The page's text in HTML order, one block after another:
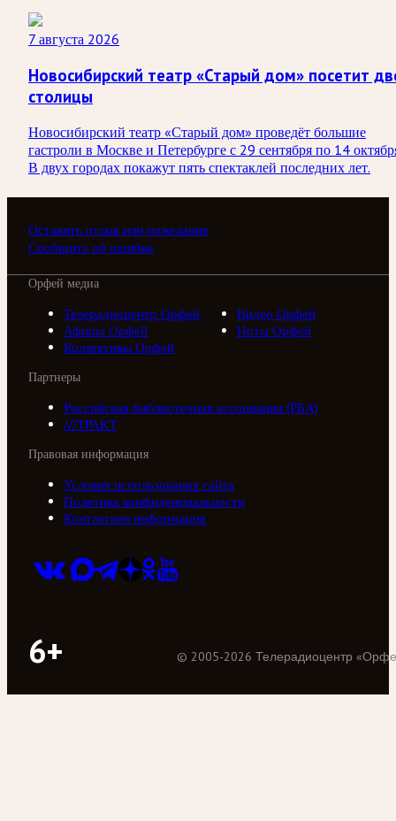
7 августа 2026
Новосибирский театр «Старый дом» посетит
столицы
Новосибирский театр «Старый дом» проведёт большие
гастроли в Москве и Петербурге с 29 сентября по 14
В двух городах покажут пять спектаклей последних лет.
Оставить отзыв или пожелание
Сообщить об ошибке
Орфей медиа
Телерадиоцентр Орфей
Видео Орфей
Афиша Орфей
Ноты Орфей
Коллективы Орфей
Партнеры
Российская библиотечная ассоциация (РБА)
///ТРАКТ
Правовая информация
Условия использования сайта
Политика конфиденциальности
Контактная информация
6+ © 2005-2026 Телерадиоцентр